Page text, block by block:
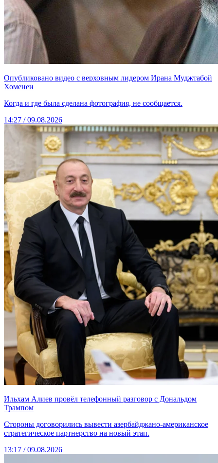
Опубликовано видео с верховным лидером Ирана Муджтабой
Хоменеи
Когда и где была сделана фотография, не сообщается.
14:27 / 09.08.2026
Ильхам Алиев провёл телефонный разговор с Дональдом
Трампом
Стороны договорились вывести азербайджано-американское
стратегическое партнерство на новый этап.
13:17 / 09.08.2026